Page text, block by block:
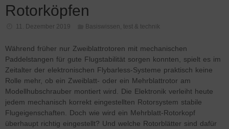
Rotorköpfen
11. Dezember 2019 Basiswissen, test & technik
Während früher nur Zweiblattrotoren mit mechanischen
Paddelstangen für gute Flugstabilität sorgen konnten, spielt es im
Zeitalter der elektronischen Flybarless-Systeme praktisch keine
Rolle mehr, ob ein Zweiblatt- oder ein Mehrblattrotor am
Modellhubschrauber montiert wird. Die Elektronik verleiht heute
jedem mechanisch korrekt eingestellten Rotorsystem stabile
Flugeigenschaften. Doch wie wird ein Mehrblatt-Rotorkopf
überhaupt richtig eingestellt? Und welche Rotorblätter sind dafür